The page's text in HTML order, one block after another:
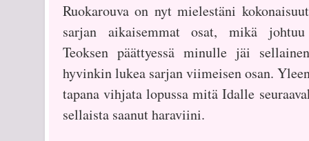
Ruokarouva on nyt mielestäni
sarjan aikaisemmat osat, mikä johtuu
Teoksen päättyessä minulle jäi
hyvinkin lukea sarjan viimeisen osan.
tapana vihjata lopussa mitä Idalle
sellaista saanut haraviini.